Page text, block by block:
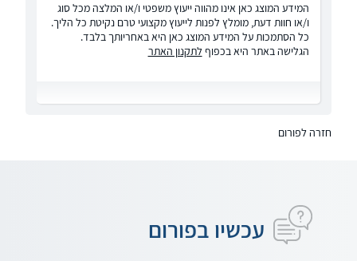
המידע המוצג כאן אינו מהווה ייעוץ משפטי ו/או המלצה מכל סוג
ו/או חוות דעת, מומלץ לפנות לייעוץ מקצועי טרם נקיטת כל הליך.
כל הסתמכות על המידע המוצג כאן היא באחריותך בלבד.
הגלישה באתר היא בכפוף לתקנון האתר
חזרה לפורום
עכשיו בפורום